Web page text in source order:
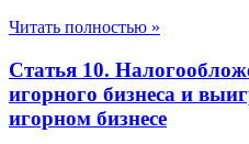
Читать полностью »
Статья 10.
игорного бизнеса и
игорном бизнесе